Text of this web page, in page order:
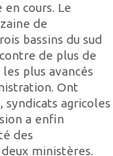
cours. Le
de
bassins du sud
de plus de
plus avancés
Ont
agricoles
a enfin
des
ministères.